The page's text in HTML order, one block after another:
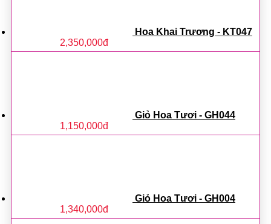
Hoa Khai Trương - KT047
2,350,000đ
Giỏ Hoa Tươi - GH044
1,150,000đ
Giỏ Hoa Tươi - GH004
1,340,000đ